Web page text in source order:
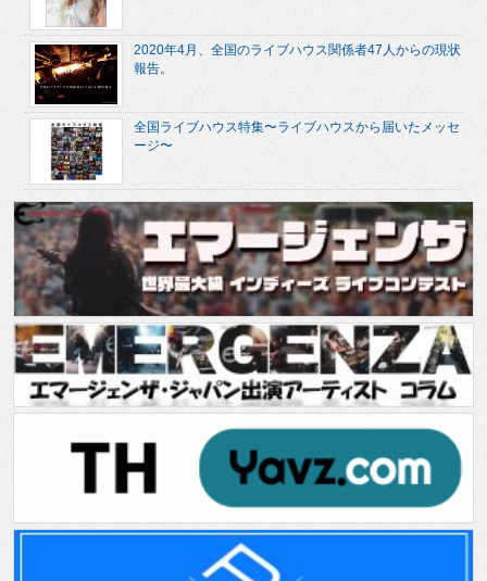
2020年4月、全国のライブハウス関係者47人からの現状
報告。
全国ライブハウス特集〜ライブハウスから届いたメッセ
ージ〜